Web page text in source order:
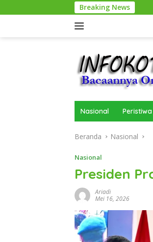
ke
Breaking News
Nasional Peristiwa
Beranda Nasional
Nasional
Presiden
Ariadi
Mei 16, 2026